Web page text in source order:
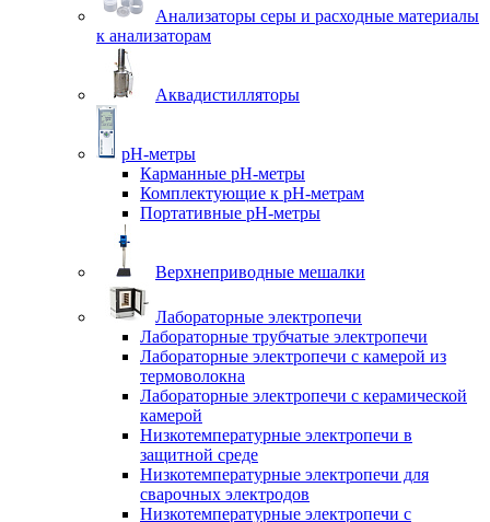
Анализаторы серы и расходные материалы
к анализаторам
Аквадистилляторы
pH-метры
Карманные pH-метры
Комплектующие к pH-метрам
Портативные pH-метры
Верхнеприводные мешалки
Лабораторные электропечи
Лабораторные трубчатые электропечи
Лабораторные электропечи с камерой из
термоволокна
Лабораторные электропечи с керамической
камерой
Низкотемпературные электропечи в
защитной среде
Низкотемпературные электропечи для
cварочных электродов
Низкотемпературные электропечи с